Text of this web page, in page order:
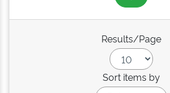
Results/Page
Sort items by